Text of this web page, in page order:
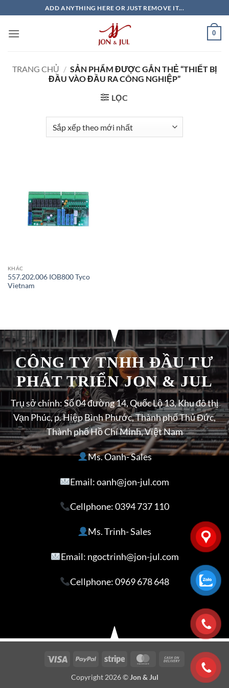
qua
nội
ADD ANYTHING HERE OR JUST REMOVE IT...
0
TRANG CHỦ / SẢN PHẨM ĐƯỢC GẮN THẺ “THIẾT BỊ
ĐẦU VÀO ĐẦU RA CÔNG NGHIỆP”
LỌC
KHÁC
557.202.006 IOB800 Tyco
Vietnam
CÔNG TY TNHH ĐẦU TƯ
PHÁT TRIỂN JON & JUL
Trụ sở chính: Số 04 đường 14, Quốc Lộ 13, Khu đô thị
Vạn Phúc, p. Hiệp Bình Phước, Thành phố Thủ Đức,
Thành phố Hồ Chí Minh, Việt Nam
Ms. Oanh- Sales
Email: oanh@jon-jul.com
Cellphone:0394 737 110
Ms. Trinh- Sales
Email: ngoctrinh@jon-jul.com
Cellphone:0969 678 648
Visa PayPal Stripe MasterCardCash
On
Delivery
Copyright 2026 © Jon & Jul